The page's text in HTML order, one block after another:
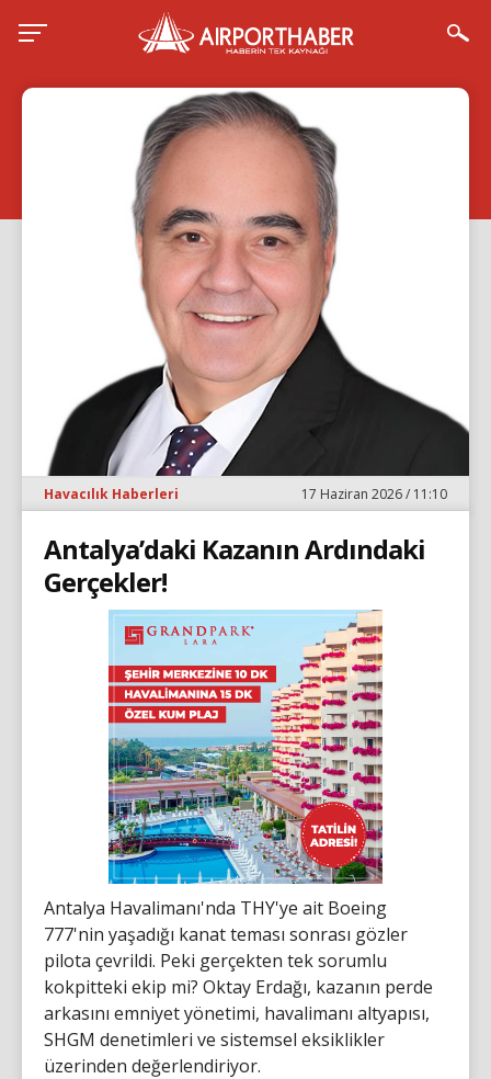
Havacılık Haberleri 17 Haziran 2026 / 11:10
Antalya’daki Kazanın Ardındaki
Gerçekler!
Antalya Havalimanı'nda THY'ye ait Boeing
777'nin yaşadığı kanat teması sonrası gözler
pilota çevrildi. Peki gerçekten tek sorumlu
kokpitteki ekip mi? Oktay Erdağı, kazanın perde
arkasını emniyet yönetimi, havalimanı altyapısı,
SHGM denetimleri ve sistemsel eksiklikler
üzerinden değerlendiriyor.